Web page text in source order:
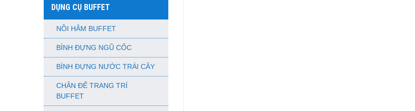
DỤNG CỤ BUFFET
NỒI HÂM BUFFET
BÌNH ĐỰNG NGŨ CỐC
BÌNH ĐỰNG NƯỚC TRÁI CÂY
CHÂN ĐẾ TRANG TRÍ
BUFFET